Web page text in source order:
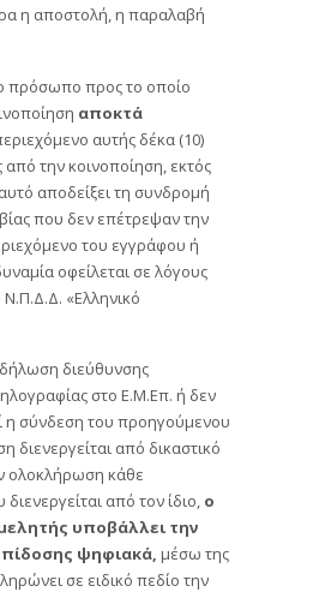
η αποστολή, η παραλαβή
πρόσωπο προς το οποίο
αποκτά
αυτής δέκα (10)
από την κοινοποίηση, εκτός
αποδείξει τη συνδρομή
που δεν επέτρεψαν την
του εγγράφου ή
οφείλεται σε λόγους
«Ελληνικό
διεύθυνσης
στο Ε.Μ.Επ. ή δεν
η σύνδεση του προηγούμενου
διενεργείται από δικαστικό
ολοκλήρωση κάθε
από τον ίδιο, ο
υποβάλλει την
ψηφιακά, μέσω της
σε ειδικό πεδίο την